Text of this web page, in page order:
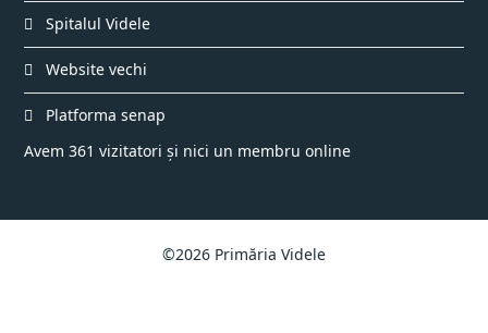
Spitalul Videle
Website vechi
Platforma senap
Avem 361 vizitatori și nici un membru online
©2026 Primăria Videle